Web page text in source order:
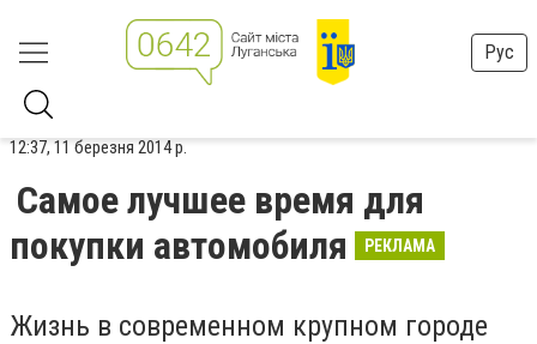
Рус
12:37, 11 березня 2014 р.
Самое лучшее время для
покупки автомобиля
РЕКЛАМА
Жизнь в современном крупном городе